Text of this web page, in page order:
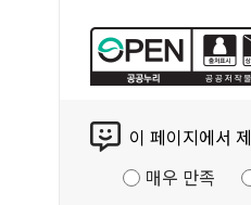
이 페이지에서
매우 만족